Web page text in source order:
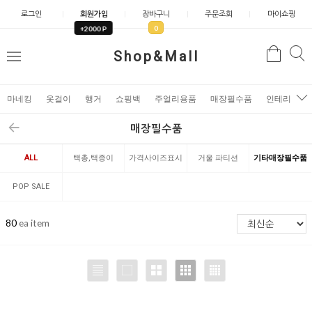
로그인 회원가입
+2000 P
장바구니
0
주문조회 마이쇼핑
Shop&Mall
메
검
마네킹 옷걸이 행거 쇼핑백 주얼리용품 매장필수품 인테리어소
매장필수품
ALL 택총,택종이 가격사이즈표시 거울 파티션 기타매장필수품
POP SALE
80ea item